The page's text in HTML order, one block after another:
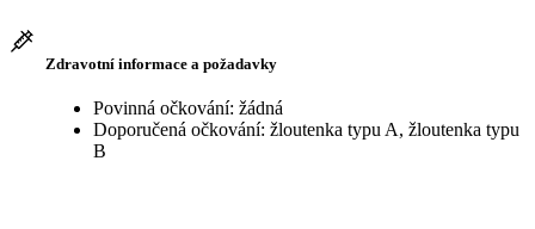
Zdravotní informace a požadavky
Povinná očkování: žádná
Doporučená očkování: žloutenka typu A, žloutenka typu
B